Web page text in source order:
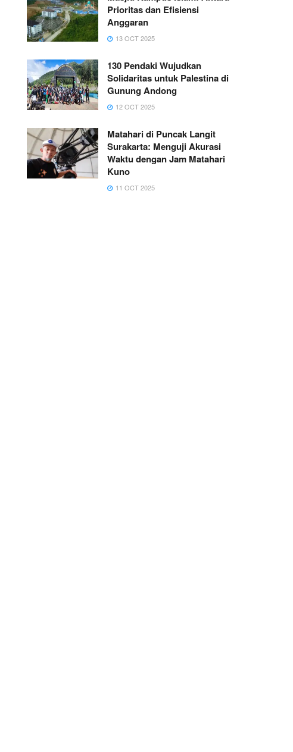
Prioritas dan Efisiensi
Anggaran
13 OCT 2025
130 Pendaki Wujudkan
Solidaritas untuk Palestina di
Gunung Andong
12 OCT 2025
Matahari di Puncak Langit
Surakarta: Menguji Akurasi
Waktu dengan Jam Matahari
Kuno
11 OCT 2025